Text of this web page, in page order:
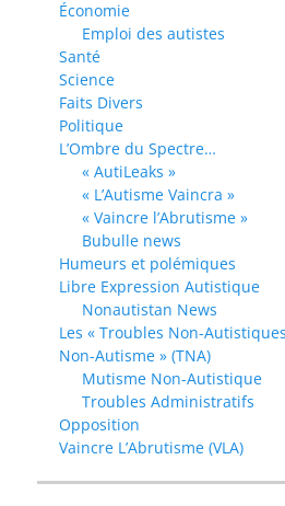
Économie
Emploi des autistes
Santé
Science
Faits Divers
Politique
L’Ombre du Spectre…
« AutiLeaks »
« L’Autisme Vaincra »
« Vaincre l’Abrutisme »
Bubulle news
Humeurs et polémiques
Libre Expression Autistique
Nonautistan News
Les « Troubles Non-
Non-Autisme » (TNA)
Mutisme Non-Autistique
Troubles Administratifs
Opposition
Vaincre L’Abrutisme (VLA)